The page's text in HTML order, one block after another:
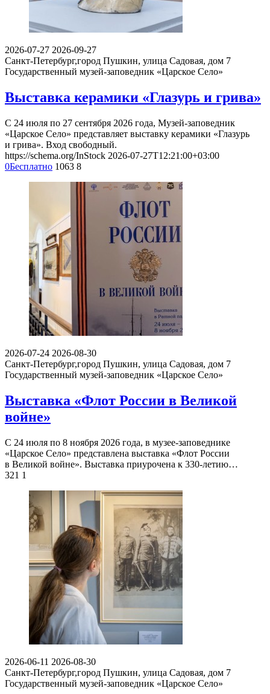
2026-07-27 2026-09-27
Санкт-Петербург,город Пушкин, улица Садовая, дом 7
Государственный музей-заповедник «Царское Село»
Выставка керамики «Глазурь и грива»
С 24 июля по 27 сентября 2026 года, Музей-заповедник
«Царское Село» представляет выставку керамики «Глазурь
и грива». Вход свободный.
https://schema.org/InStock 2026-07-27T12:21:00+03:00
0Бесплатно 1063 8
2026-07-24 2026-08-30
Санкт-Петербург,город Пушкин, улица Садовая, дом 7
Государственный музей-заповедник «Царское Село»
Выставка «Флот России в Великой
войне»
С 24 июля по 8 ноября 2026 года, в музее-заповеднике
«Царское Село» представлена выставка «Флот России
в Великой войне». Выставка приурочена к 330-летию…
321 1
2026-06-11 2026-08-30
Санкт-Петербург,город Пушкин, улица Садовая, дом 7
Государственный музей-заповедник «Царское Село»